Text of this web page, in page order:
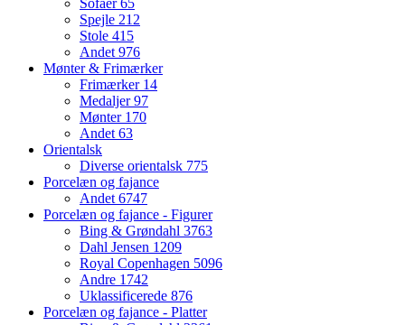
Sofaer65
Spejle 212
Stole 415
Andet 976
Mønter & Frimærker
Frimærker 14
Medaljer97
Mønter 170
Andet 63
Orientalsk
Diverse orientalsk 775
Porcelæn og fajance
Andet 6747
Porcelæn og fajance - Figurer
Bing & Grøndahl 3763
Dahl Jensen 1209
Royal Copenhagen 5096
Andre 1742
Uklassificerede 876
Porcelæn og fajance - Platter